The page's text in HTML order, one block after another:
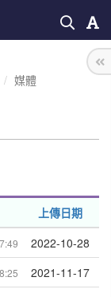
媒體
上傳日期
2022-10-28
2021-11-17